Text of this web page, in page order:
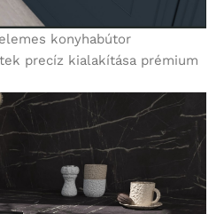
konyhabútor
precíz kialakítása prémium